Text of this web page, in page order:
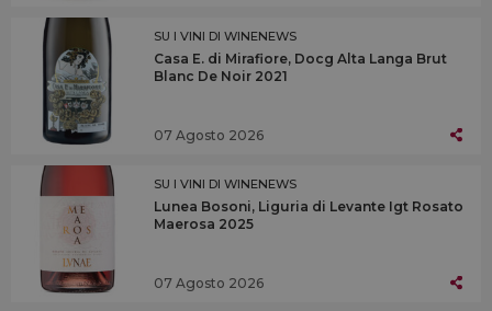
SU I VINI DI WINENEWS
Casa E. di Mirafiore, Docg Alta Langa Brut
Blanc De Noir 2021
07 Agosto 2026
SU I VINI DI WINENEWS
Lunea Bosoni, Liguria di Levante Igt Rosato
Maerosa 2025
07 Agosto 2026